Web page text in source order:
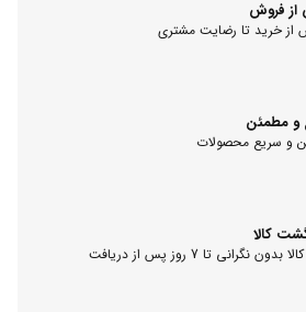
فروش
از خرید تا رضایت مشتری
و مطمئن
و سریع محصولات
کالا
نگرانی تا 7 روز پس از دریافت